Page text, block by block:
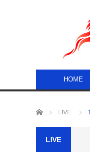
HOME
ホーム LIVE
LIVE